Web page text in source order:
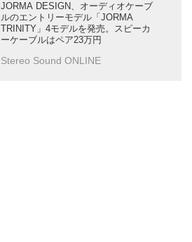
JORMA DESIGN、オーディオケーブ
ルのエントリーモデル「JORMA
TRINITY」4モデルを発売。スピーカ
ーケーブルはペア23万円
Stereo Sound ONLINE